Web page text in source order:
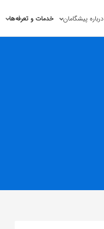
درباره پیشگامان خدمات و تعرفه‌ها